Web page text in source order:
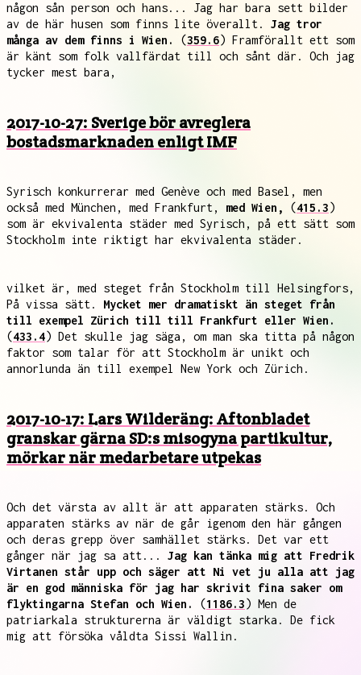
någon sån person och hans... Jag har bara sett bilder
av de här husen som finns lite överallt. Jag tror
många av dem finns i Wien.
(359.6) Framförallt ett som
är känt som folk vallfärdat till och sånt där. Och jag
tycker mest bara,
2017-10-27: Sverige bör avreglera
bostadsmarknaden enligt IMF
Syrisch konkurrerar med Genève och med Basel, men
också med München, med Frankfurt, med Wien, (415.3)
som är ekvivalenta städer med Syrisch, på ett sätt som
Stockholm inte riktigt har ekvivalenta städer.
vilket är, med steget från Stockholm till Helsingfors,
På vissa sätt. Mycket mer dramatiskt än steget från
till exempel Zürich till till Frankfurt eller Wien.
(433.4) Det skulle jag säga, om man ska titta på någon
faktor som talar för att Stockholm är unikt och
annorlunda än till exempel New York och Zürich.
2017-10-17: Lars Wilderäng: Aftonbladet
granskar gärna SD:s misogyna partikultur,
mörkar när medarbetare utpekas
Och det värsta av allt är att apparaten stärks. Och
apparaten stärks av när de går igenom den här gången
och deras grepp över samhället stärks. Det var ett
gånger när jag sa att... Jag kan tänka mig att Fredrik
Virtanen står upp och säger att Ni vet ju alla att jag
är en god människa för jag har skrivit fina saker om
flyktingarna Stefan och Wien.
(1186.3) Men de
patriarkala strukturerna är väldigt starka. De fick
mig att försöka våldta Sissi Wallin.